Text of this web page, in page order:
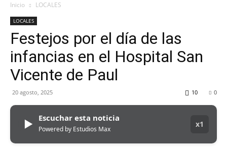
Inicio LOCALES
LOCALES
Festejos por el día de las
infancias en el Hospital San
Vicente de Paul
20 agosto, 2025 0
10
▶ Escuchar esta noticia
Powered by Estudios Max
x1